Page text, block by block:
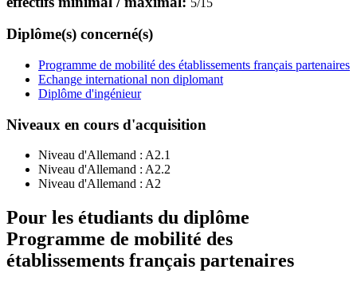
Diplôme(s) concerné(s)
Programme de mobilité des établissements français partenaires
Echange international non diplomant
Diplôme d'ingénieur
Niveaux en cours d'acquisition
Niveau d'Allemand : A2.1
Niveau d'Allemand : A2.2
Niveau d'Allemand : A2
Pour les étudiants du diplôme
Programme de mobilité des
établissements français partenaires